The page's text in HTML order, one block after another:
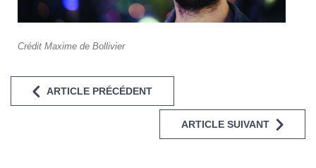
Crédit Maxime de Bollivier
ARTICLE PRÉCÉDENT
ARTICLE SUIVANT